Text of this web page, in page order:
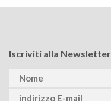
Iscriviti alla Newsletter